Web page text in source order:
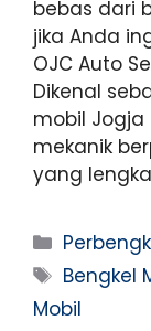
bebas dari
jika Anda
OJC Auto
Dikenal
mobil Jogja
mekanik
yang
Bengkel
Mobil